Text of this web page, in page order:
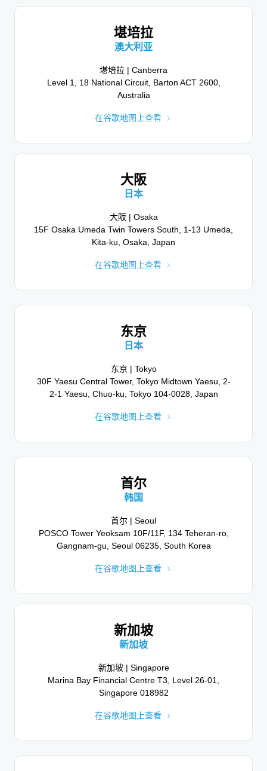
堪培拉
澳大利亚
堪培拉 | Canberra
Level 1, 18 National Circuit, Barton ACT 2600,
Australia
在谷歌地图上查看
大阪
日本
大阪 | Osaka
15F Osaka Umeda Twin Towers South, 1-13 Umeda,
Kita-ku, Osaka, Japan
在谷歌地图上查看
东京
日本
东京 | Tokyo
30F Yaesu Central Tower, Tokyo Midtown Yaesu, 2-
2-1 Yaesu, Chuo-ku, Tokyo 104-0028, Japan
在谷歌地图上查看
首尔
韩国
首尔 | Seoul
POSCO Tower Yeoksam 10F/11F, 134 Teheran-ro,
Gangnam-gu, Seoul 06235, South Korea
在谷歌地图上查看
新加坡
新加坡
新加坡 | Singapore
Marina Bay Financial Centre T3, Level 26-01,
Singapore 018982
在谷歌地图上查看
美国佐治亚州
亚特兰大 | Atlanta
3333 Piedmont Road NE (Terminus 200 Building),
在谷歌地图上查看
麦克莱恩
美国弗吉尼亚州
麦克莱恩 | McLean
1750 Tysons Blvd, Suite 440, McLean, VA 22102,
在谷歌地图上查看
都柏林
美国加利福尼亚州
都柏林 (加利福尼亚州) | Dublin
4140 Dublin Blvd, Dublin, CA 94568, USA
在谷歌地图上查看
500 W Madison St, Chicago, IL 60661, USA
在谷歌地图上查看
多伦多
多伦多 | Toronto
Canada
在谷歌地图上查看
圣保罗
圣保罗 | São Paulo
瑞士
Esplanade de Pont-Rouge 9a, 1212 Lancy,
Switzerland
芬兰
Epicenter Helsinki, Mikonkatu 9, 00100 Helsinki,
Finland
英格兰、英国
Discovery Way, Leeds LS2 3AA, UK
在谷歌地图上查看
伦敦
伦敦 | London
在谷歌地图上查看
马德里
西班牙
C. de Rosario Pino, 14-16
28020 Madrid, Spain
在谷歌地图上查看